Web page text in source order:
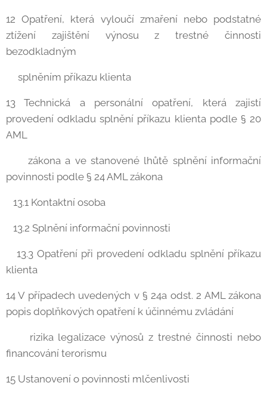
12 Opatření, která vyloučí zmaření nebo podstatné
ztížení zajištění výnosu z trestné činnosti
bezodkladným
splněním příkazu klienta
13 Technická a personální opatření, která zajistí
provedení odkladu splnění příkazu klienta podle § 20
AML
zákona a ve stanovené lhůtě splnění informační
povinnosti podle § 24 AML zákona
13.1 Kontaktní osoba
13.2 Splnění informační povinnosti
13.3 Opatření při provedení odkladu splnění příkazu
klienta
14 V případech uvedených v § 24a odst. 2 AML zákona
popis doplňkových opatření k účinnému zvládání
rizika legalizace výnosů z trestné činnosti nebo
financování terorismu
15 Ustanovení o povinnosti mlčenlivosti